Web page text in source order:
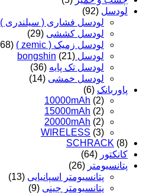
لودسل (92)
لودسل فشاری ( سیلندری )
لودسل کششی (29)
لودسل زمیک ( zemic )
(68)
لودسل bongshin (21)
لودسل تک پایه (36)
لودسل خمشی (14)
پاوربانک (6)
10000mAh (2)
15000mAh (2)
20000mAh (2)
WIRELESS (3)
SCHRACK (8)
کانکتور (64)
پتانسیومتر (26)
پتانسیومتر اسپانیایی (13)
پتانسیومتر چینی (9)